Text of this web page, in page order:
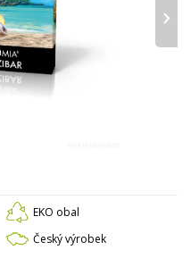
›
EKO obal
Český výrobek